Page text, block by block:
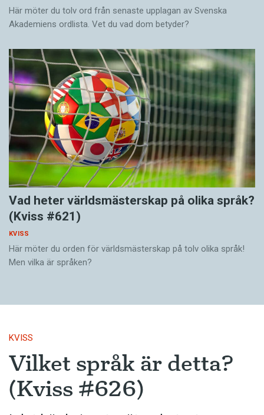
Här möter du tolv ord från senaste upplagan av Svenska
Akademiens ordlista. Vet du vad dom betyder?
Vad heter världsmästerskap på olika språk?
(Kviss #621)
KVISS
Här möter du orden för världsmästerskap på tolv olika språk!
Men vilka är språken?
KVISS
Vilket språk är detta?
(Kviss #626)